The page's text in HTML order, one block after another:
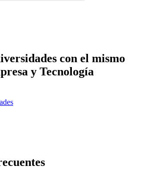
con el mismo
y Tecnología